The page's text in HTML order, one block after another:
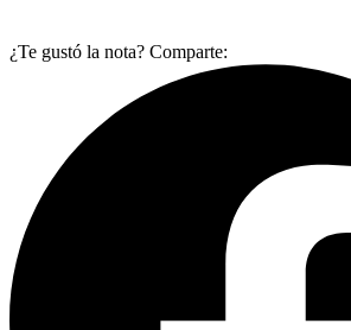
¿Te gustó la nota? Comparte: